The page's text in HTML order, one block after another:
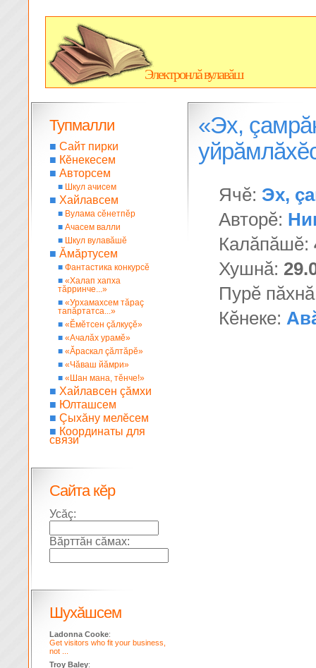
Электронлă вулавăш
«Эх,
Ячĕ: Эх,
Авторĕ:
Калăпăшĕ:
Хушнă:
Пурĕ
Кĕнеке:
Тупмалли
■ Сайт пирки
■ Кĕнекесем
■ Авторсем
■ Шкул ачисем
■ Хайлавсем
■ Вулама сĕнетпĕр
■ Ачасем валли
■ Шкул вулавăшĕ
■ Ăмăртусем
■ Фантастика конкурсĕ
■ «Халап хапха
тăрринче...»
■ «Урхамахсем тăраç
тапăртатса...»
■ «Ĕмĕтсен çăлкуçĕ»
■ «Ачалăх урамĕ»
■ «Ăраскал çăлтăрĕ»
■ «Чăваш йăмри»
■ «Шан мана, тĕнче!»
■ Хайлавсен çăмхи
■ Юлташсем
■ Çыхăну мелĕсем
■ Координаты для
связи
Сайта кĕр
Усăç:
Вăрттăн сăмах:
Шухăшсем
Ladonna Cooke:
Get visitors who fit your business,
not ...
Troy Baley: